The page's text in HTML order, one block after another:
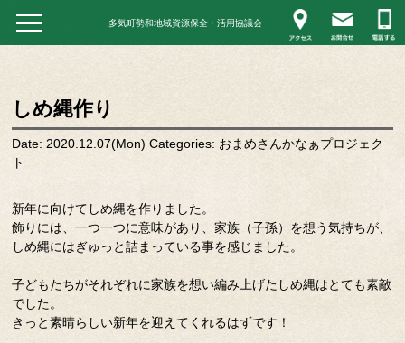
多気町勢和地域資源保全・活用協議会
しめ縄作り
Date: 2020.12.07(Mon) Categories: おまめさんかなぁプロジェク
ト
新年に向けてしめ縄を作りました。
飾りには、一つ一つに意味があり、家族（子孫）を想う気持ちが、
しめ縄にはぎゅっと詰まっている事を感じました。
子どもたちがそれぞれに家族を想い編み上げたしめ縄はとても素敵
でした。
きっと素晴らしい新年を迎えてくれるはずです！